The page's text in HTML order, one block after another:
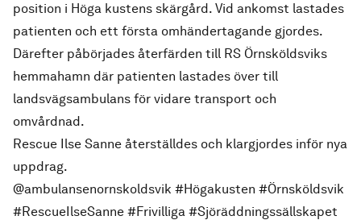
position i Höga kustens skärgård. Vid ankomst lastades
patienten och ett första omhändertagande gjordes.
Därefter påbörjades återfärden till RS Örnsköldsviks
hemmahamn där patienten lastades över till
landsvägsambulans för vidare transport och
omvårdnad.
Rescue Ilse Sanne återställdes och klargjordes inför nya
uppdrag.
@ambulansenornskoldsvik #Högakusten #Örnsköldsvik
#RescueIlseSanne #Frivilliga #Sjöräddningssällskapet